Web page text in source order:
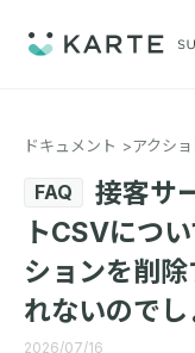
ドキュメント アクシ
FAQ
接客サ
トCSVにつ
ションを削
れないのでし
2026/07/16